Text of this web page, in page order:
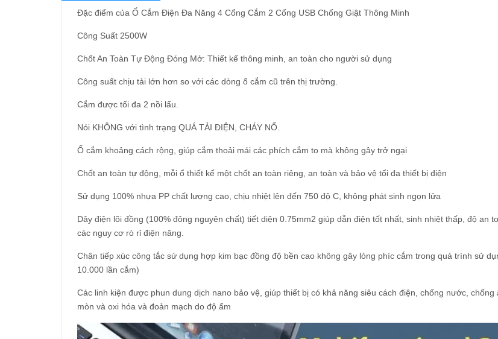
Đặc điểm của Ổ Cắm Điện Đa Năng 4 Cổng Cắm 2 Cổng USB Chống Giật Thông Minh
Công Suất 2500W
Chốt An Toàn Tự Động Đóng Mở: Thiết kế thông minh, an toàn cho người sử dụng
Công suất chịu tải lớn hơn so với các dòng ổ cắm cũ trên thị trường.
Cắm được tối đa 2 nồi lẩu.
Nói KHÔNG với tình trạng QUÁ TẢI ĐIỆN, CHÁY NỔ.
Ổ cắm khoảng cách rộng, giúp cắm thoải mái các phích cắm to mà không gây trở ngại
Chốt an toàn tự động, mỗi ổ thiết kế một chốt an toàn riêng, an toàn và bảo vệ tối đa thiết bị điện
Sử dụng 100% nhựa PP chất lượng cao, chịu nhiệt lên đến 750 độ C, không phát sinh ngọn lửa
Dây điện lõi đồng (100% đông nguyên chất) tiết diện 0.75mm2 giúp dẫn điện tốt nhất, sinh nhiệt thấp, độ an
các nguy cơ rò rỉ điện năng.
Chân tiếp xúc công tắc sử dụng hợp kim bạc đồng độ bền cao không gây lỏng phíc cắm trong quá trình sử
10.000 lần cắm)
Các linh kiện được phun dung dịch nano bảo vệ, giúp thiết bị có khả năng siêu cách điện, chống nước, chống
mòn và oxi hóa và đoản mạch do độ ẩm